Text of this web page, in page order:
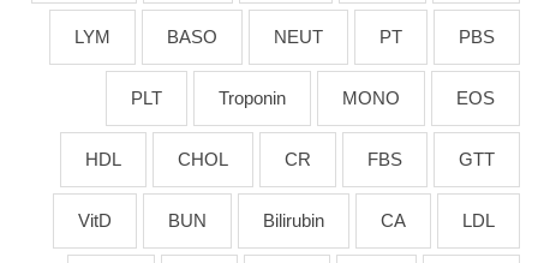
PBS
PT
NEUT
BASO
LYM
EOS
MONO
Troponin
PLT
GTT
FBS
CR
CHOL
HDL
LDL
CA
Bilirubin
BUN
VitD